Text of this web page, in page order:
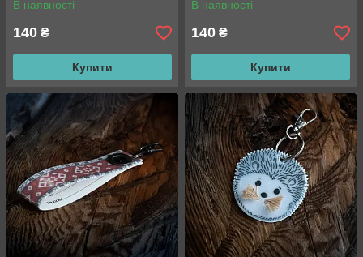
В наявності
140 ₴
Купити
В наявності
140 ₴
Купити